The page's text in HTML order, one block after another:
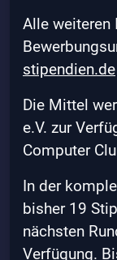
Alle weiteren
stipendien.de
Die Mittel
e.V. zur
Computer
In der
bisher 19
nächsten
Verfügung.